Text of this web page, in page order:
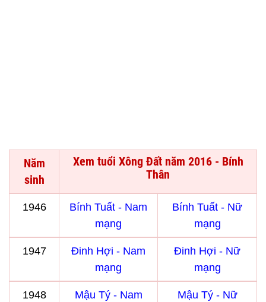
Năm
sinh
Xem tuổi Xông Đất năm 2016 - Bính
Thân
1946
Bính Tuất - Nam
mạng
Bính Tuất - Nữ
mạng
1947
Đinh Hợi - Nam
mạng
Đinh Hợi - Nữ
mạng
1948
Mậu Tý - Nam
Mậu Tý - Nữ